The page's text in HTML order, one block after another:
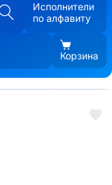
Исполнители
по алфавиту
Корзина